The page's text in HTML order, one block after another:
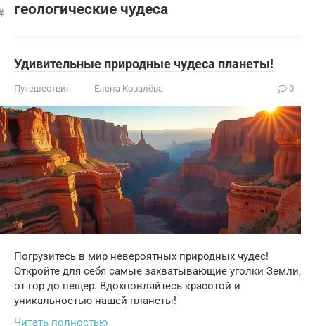
геологические чудеса
Удивительные природные чудеса планеты!
Путешествия Елена Ковалёва 0
Погрузитесь в мир невероятных природных чудес!
Откройте для себя самые захватывающие уголки Земли,
от гор до пещер. Вдохновляйтесь красотой и
уникальностью нашей планеты!
Читать полностью